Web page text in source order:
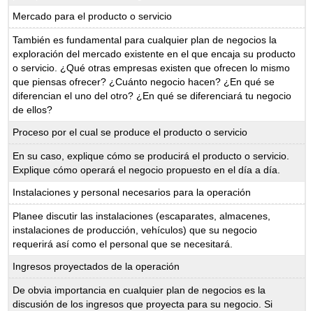
Mercado para el producto o servicio
También es fundamental para cualquier plan de negocios la
exploración del mercado existente en el que encaja su producto
o servicio. ¿Qué otras empresas existen que ofrecen lo mismo
que piensas ofrecer? ¿Cuánto negocio hacen? ¿En qué se
diferencian el uno del otro? ¿En qué se diferenciará tu negocio
de ellos?
Proceso por el cual se produce el producto o servicio
En su caso, explique cómo se producirá el producto o servicio.
Explique cómo operará el negocio propuesto en el día a día.
Instalaciones y personal necesarios para la operación
Planee discutir las instalaciones (escaparates, almacenes,
instalaciones de producción, vehículos) que su negocio
requerirá así como el personal que se necesitará.
Ingresos proyectados de la operación
De obvia importancia en cualquier plan de negocios es la
discusión de los ingresos que proyecta para su negocio. Si